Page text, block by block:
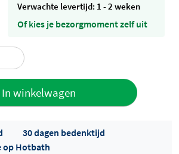
Verwachte levertijd: 1 - 2 weken
Of kies je bezorgmoment zelf uit
In winkelwagen
30 dagen bedenktijd
op Hotbath